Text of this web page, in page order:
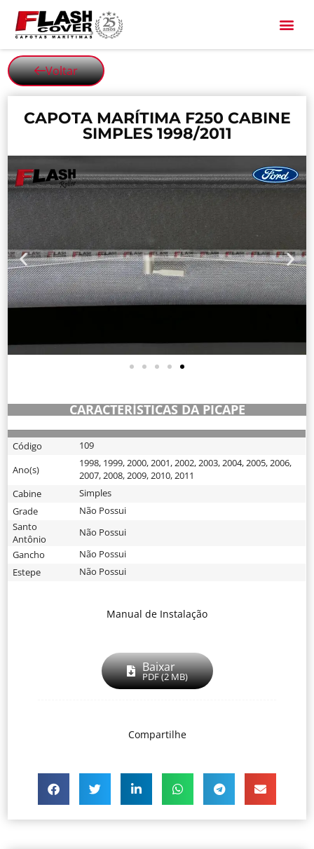
Voltar
CAPOTA MARÍTIMA F250 CABINE
SIMPLES 1998/2011
CARACTERÍSTICAS DA PICAPE
Código 109
Ano(s)
1998, 1999,2000,2001,2002,2003,2004,2005,2006,
2007,2008,2009,2010,2011
Cabine
Simples
Grade
Não Possui
Santo
Antônio
Não Possui
Gancho
Não Possui
Estepe
Não Possui
Manual de Instalação
Baixar
PDF (2 MB)
Compartilhe